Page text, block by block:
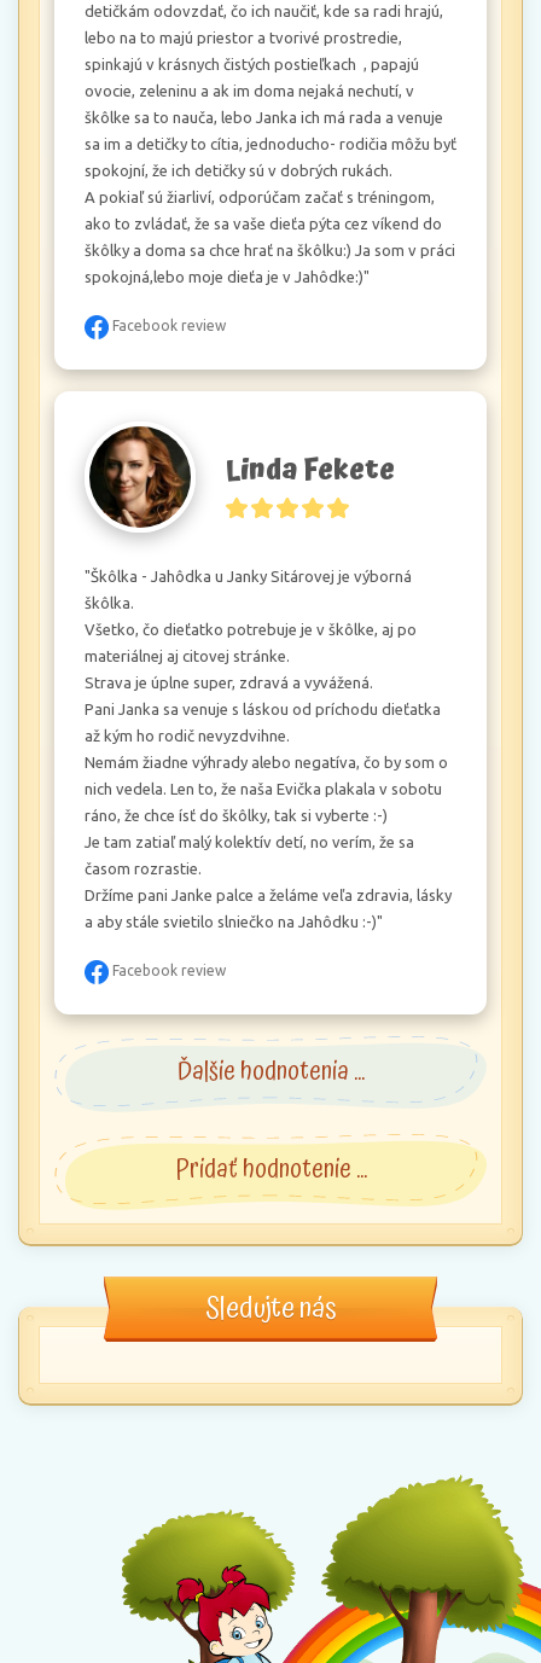
detičkám odovzdať, čo ich naučiť, kde sa radi hrajú,
lebo na to majú priestor a tvorivé prostredie,
spinkajú v krásnych čistých postieľkach  , papajú
ovocie, zeleninu a ak im doma nejaká nechutí, v
škôlke sa to nauča, lebo Janka ich má rada a venuje
sa im a detičky to cítia, jednoducho- rodičia môžu byť
spokojní, že ich detičky sú v dobrých rukách.
A pokiaľ sú žiarliví, odporúčam začať s tréningom,
ako to zvládať, že sa vaše dieťa pýta cez víkend do
škôlky a doma sa chce hrať na škôlku:) Ja som v práci
spokojná,lebo moje dieťa je v Jahôdke:)"
Facebook review
Linda Fekete
"Škôlka - Jahôdka u Janky Sitárovej je výborná
škôlka.
Všetko, čo dieťatko potrebuje je v škôlke, aj po
materiálnej aj citovej stránke.
Strava je úplne super, zdravá a vyvážená.
Pani Janka sa venuje s láskou od príchodu dieťatka
až kým ho rodič nevyzdvihne.
Nemám žiadne výhrady alebo negatíva, čo by som o
nich vedela. Len to, že naša Evička plakala v sobotu
ráno, že chce ísť do škôlky, tak si vyberte :-)
Je tam zatiaľ malý kolektív detí, no verím, že sa
časom rozrastie.
Držíme pani Janke palce a želáme veľa zdravia, lásky
a aby stále svietilo slniečko na Jahôdku :-)"
Facebook review
Ďalšie hodnotenia ...
Pridať hodnotenie ...
Sledujte nás